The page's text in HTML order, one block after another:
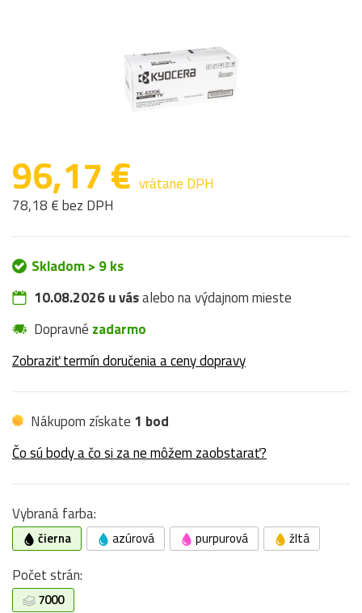
96,17 € vrátane DPH
78,18 € bez DPH
Skladom > 9 ks
10.08.2026 u vásalebo na výdajnom mieste
Dopravné zadarmo
Zobraziť termín doručenia a ceny dopravy
Nákupom získate 1 bod
Čo sú body a čo si za ne môžem zaobstarať?
Vybraná farba:
čierna azúrová purpurová žltá
Počet strán:
7000